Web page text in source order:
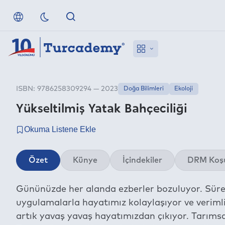
Yükseltilmiş Yatak Bahçeciliği
ISBN: 9786258309294 — 2023 Doğa Bilimleri Ekoloji
Özet Künye İçindekiler DRM
Gününüzde her alanda ezberler bozuluyor.
uygulamalarla hayatımız kolaylaşıyor ve
artık yavaş yavaş hayatımızdan çıkıyor.